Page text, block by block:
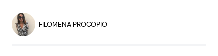
Economia
FILOMENA PROCOPIO